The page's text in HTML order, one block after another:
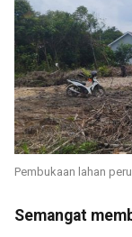
Pembukaan lahan
Semangat